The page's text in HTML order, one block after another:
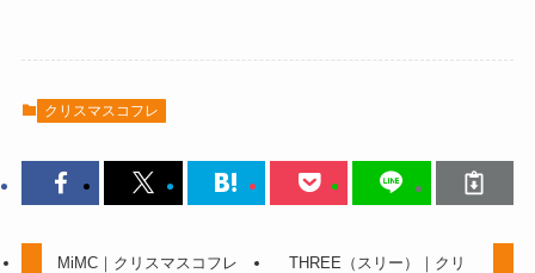
クリスマスコフレ
MiMC｜クリスマスコフレ
THREE（スリー）｜クリ